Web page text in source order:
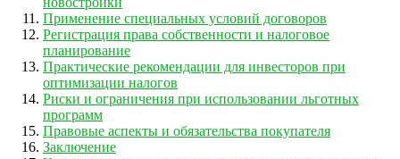
Применение специальных условий договоров
Регистрация права собственности и налоговое
планирование
Практические рекомендации для инвесторов при
оптимизации налогов
Риски и ограничения при использовании льготных
программ
Правовые аспекты и обязательства покупателя
Заключение